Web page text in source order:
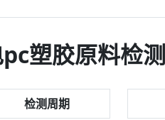
塑胶原料检
检测周期